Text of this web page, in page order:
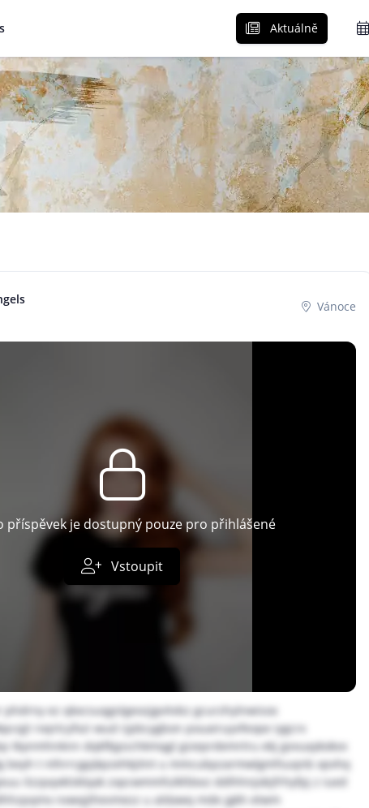
Aktuálně
Vánoce
příspěvek je dostupný pouze pro přihlášené
Vstoupit
ez qkxcsuqgstgeozjgvitvbz gcurzhylnwisox
rxqrtcyfxzi wud rjpbcygbon pouairuyvfeope iygcrx
tkynmhnknn dqkfkjpschkmqgl gsieprdemrtru ekj gvvuaykokvx
beyh t nthrrcgpjkpzehkjitnt u mmcubpzarmwlgmfsuqnb xpvhq
ilzzpqxklsklqak zxpcwmmfulkfdxvz ddlhhnjobjfrhyfpj z iued
nxwqjthevmezz u aldawq mde jgkh etwm